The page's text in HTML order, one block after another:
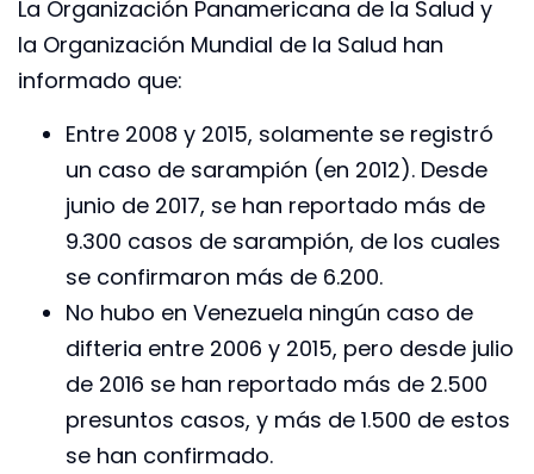
La Organización Panamericana de la Salud y
la Organización Mundial de la Salud han
informado que:
Entre 2008 y 2015, solamente se registró
un caso de sarampión (en 2012). Desde
junio de 2017, se han reportado más de
9.300 casos de sarampión, de los cuales
se confirmaron más de 6.200.
No hubo en Venezuela ningún caso de
difteria entre 2006 y 2015, pero desde julio
de 2016 se han reportado más de 2.500
presuntos casos, y más de 1.500 de estos
se han confirmado.